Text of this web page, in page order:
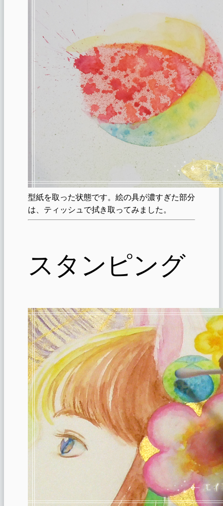
型紙を取った状態です。絵の具が濃すぎた部分
は、ティッシュで拭き取ってみました。
スタンピング